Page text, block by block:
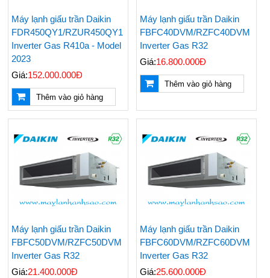
Máy lạnh giấu trần Daikin
FDR450QY1/RZUR450QY1
Inverter Gas R410a - Model
2023
Giá:152.000.000Đ
Thêm vào giỏ hàng
Máy lạnh giấu trần Daikin
FBFC40DVM/RZFC40DVM
Inverter Gas R32
Giá:16.800.000Đ
Thêm vào giỏ hàng
Máy lạnh giấu trần Daikin
FBFC50DVM/RZFC50DVM
Inverter Gas R32
Giá:21.400.000Đ
Máy lạnh giấu trần Daikin
FBFC60DVM/RZFC60DVM
Inverter Gas R32
Giá:25.600.000Đ